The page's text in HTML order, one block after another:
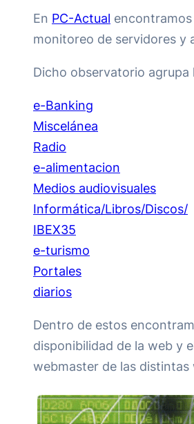
En PC-Actual
monitoreo de servidores y
Dicho observatorio agrupa
e-Banking
Miscelánea
Radio
e-alimentacion
Medios audiovisuales
Informática/Libros/Discos/
IBEX35
e-turismo
Portales
diarios
Dentro de estos
disponibilidad de la web y
webmaster de las distintas